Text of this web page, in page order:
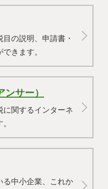
の説明、申請書・
きます。
サー）
に関するインターネ
る中小企業、これか